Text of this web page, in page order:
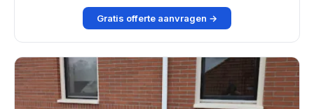
Gratis offerte aanvragen →